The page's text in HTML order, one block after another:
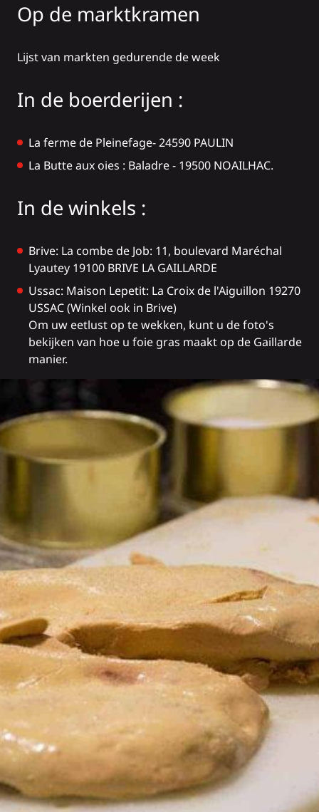
Op de marktkramen
Lijst van markten gedurende de week
In de boerderijen :
La ferme de Pleinefage-24590 PAULIN
La Butte aux oies : Baladre - 19500 NOAILHAC.
In de winkels :
Brive: La combe de Job: 11, boulevard Maréchal
Lyautey 19100 BRIVE LA GAILLARDE
Ussac: Maison Lepetit: La Croix de l'Aiguillon 19270
USSAC (Winkel ook in Brive)
Om uw eetlust op te wekken, kunt u de foto's
bekijken van hoe u foie gras maakt op de Gaillarde
manier.